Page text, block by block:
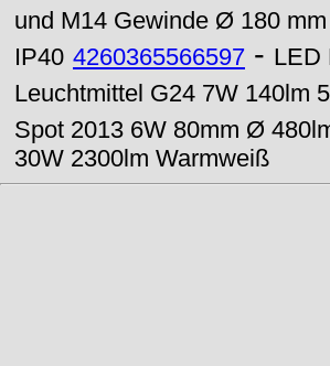
und M14 Gewinde Ø 180 mm
IP40 4260365566597 - LED
Leuchtmittel G24 7W 140lm
Spot 2013 6W 80mm Ø
30W 2300lm Warmweiß